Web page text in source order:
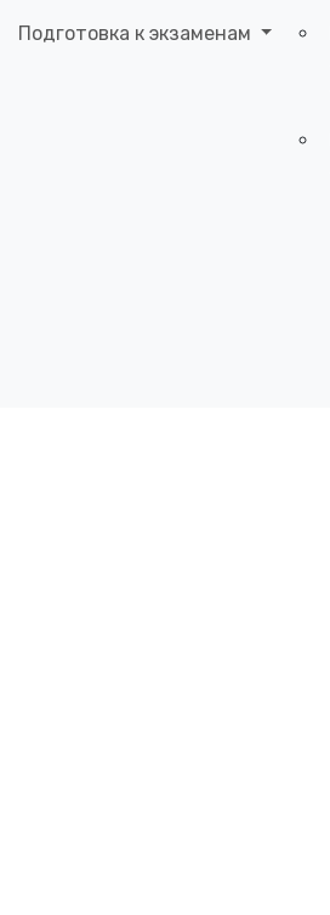
Подготовка к экзаменам